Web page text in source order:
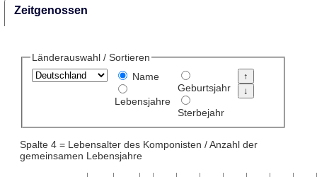
Zeitgenossen
Länderauswahl / Sortieren
Name
Lebensjahre
Geburtsjahr
Sterbejahr
Spalte 4 = Lebensalter des Komponisten / Anzahl der
gemeinsamen Lebensjahre